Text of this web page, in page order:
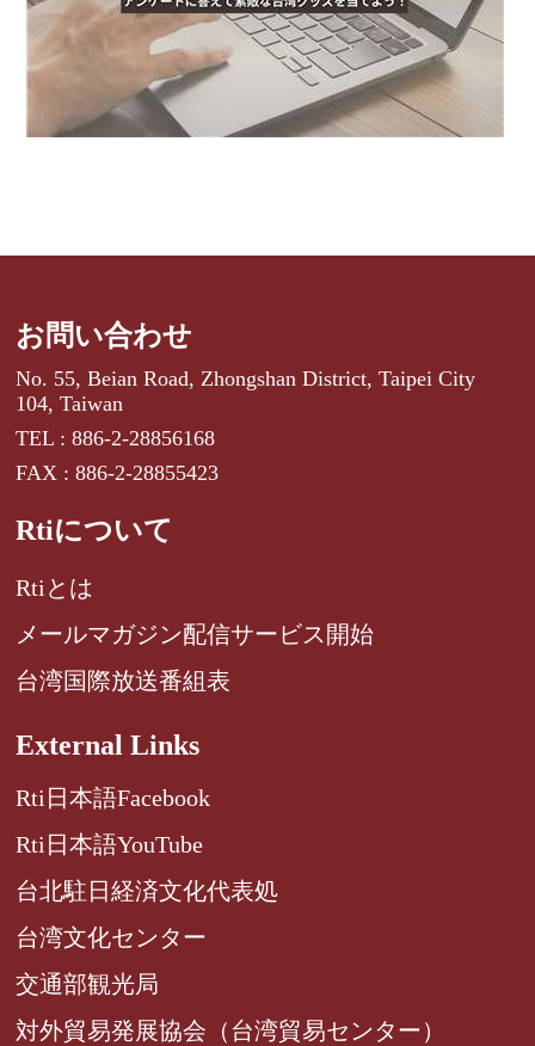
お問い合わせ
No. 55, Beian Road, Zhongshan District, Taipei City
104, Taiwan
TEL : 886-2-28856168
FAX : 886-2-28855423
Rtiについて
Rtiとは
メールマガジン配信サービス開始
台湾国際放送番組表
External Links
Rti日本語Facebook
Rti日本語YouTube
台北駐日経済文化代表処
台湾文化センター
交通部観光局
対外貿易発展協会（台湾貿易センター）